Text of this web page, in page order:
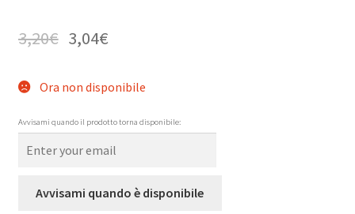
3,20€ 3,04€
Ora non disponibile
Avvisami quando il prodotto torna disponibile:
Avvisami quando è disponibile